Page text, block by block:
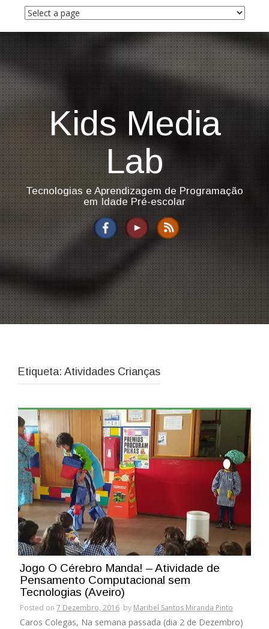
i
o
Kids Media
Lab
Tecnologias e Aprendizagem de Programação
em Idade Pré-escolar
Etiqueta: Atividades Crianças
Jogo O Cérebro Manda! – Atividade de
Pensamento Computacional sem
Tecnologias (Aveiro)
Posted on 7 Dezembro, 2016 by Maribel Santos Miranda Pinto
Caros Colegas, Na semana passada (dia 2 de Dezembro)